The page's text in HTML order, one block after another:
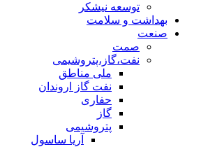
توسعه نیشکر
بهداشت و سلامت
صنعت
صمت
نفت،گاز،پتروشیمی
ملی مناطق
نفت گاز اروندان
حفاری
گاز
پتروشیمی
آریا ساسول